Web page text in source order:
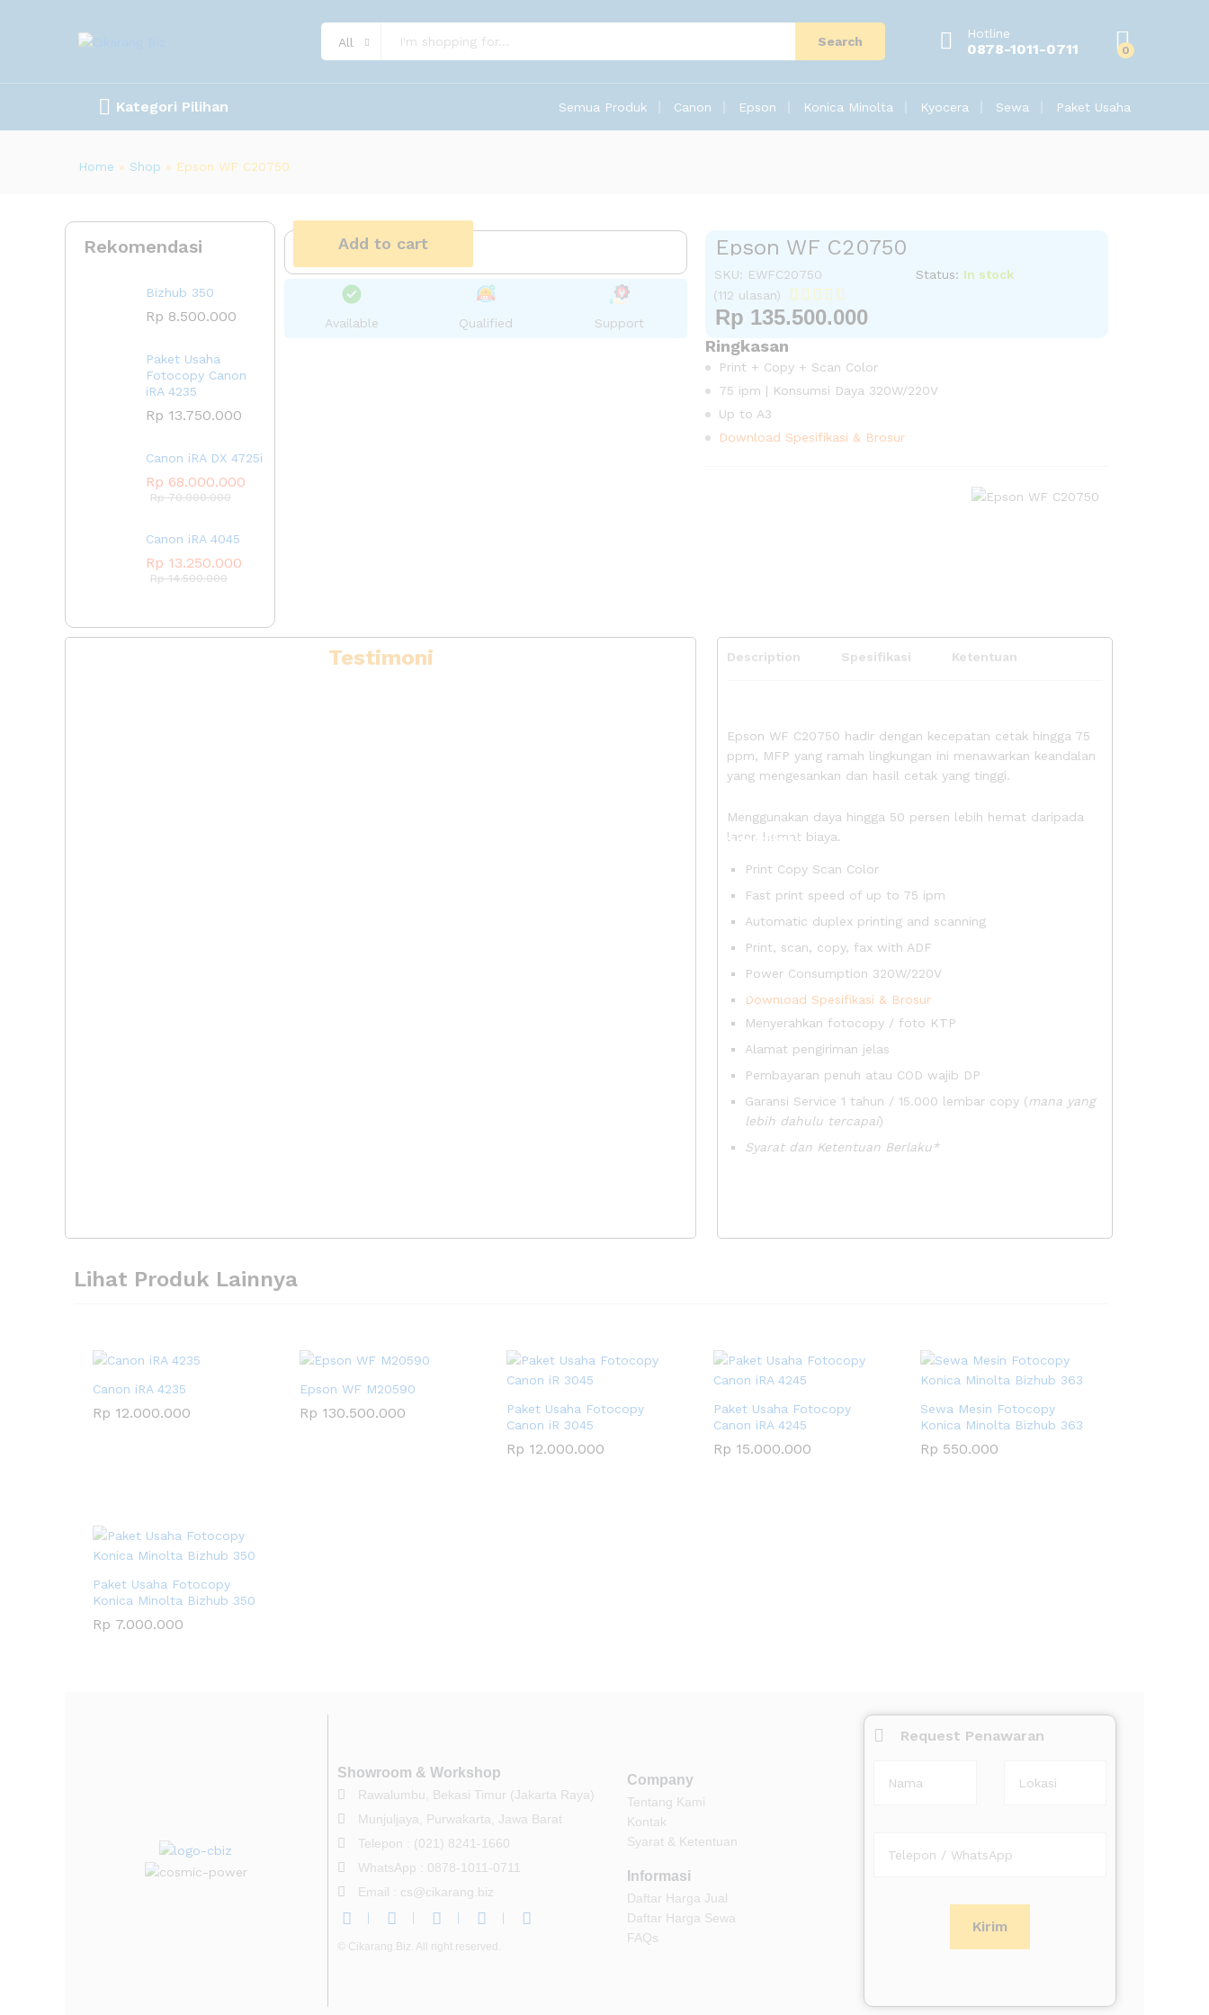
All Search
Hotline
0878-1011-0711 0
Kategori Pilihan Semua Produk Canon Epson Konica Minolta Kyocera Sewa Paket Usaha
Home » Shop » Epson WF C20750
Rekomendasi
Bizhub 350
Rp 8.500.000
Paket Usaha
Fotocopy Canon
iRA 4235
Rp 13.750.000
Canon iRA DX 4725i
Rp 68.000.000
Rp70.000.000
Canon iRA 4045
Rp 13.250.000
Rp14.500.000
Add to cart
Available Qualified Support
Epson WF C20750
SKU: EWFC20750 Status: In stock
(112 ulasan)
    
Rp 135.500.000
Ringkasan
Print + Copy + Scan Color
75 ipm | Konsumsi Daya 320W/220V
Up to A3
Download Spesifikasi & Brosur
Testimoni Description Spesifikasi Ketentuan
Epson WF C20750 hadir dengan kecepatan cetak hingga 75
ppm, MFP yang ramah lingkungan ini menawarkan keandalan
yang mengesankan dan hasil cetak yang tinggi.
Menggunakan daya hingga 50 persen lebih hemat daripada
laser, hemat biaya.
Spesifikasi
Print Copy Scan Color
Fast print speed of up to 75 ipm
Automatic duplex printing and scanning
Print, scan, copy, fax with ADF
Power Consumption 320W/220V
Download Spesifikasi & Brosur
Ketentuan
Menyerahkan fotocopy / foto KTP
Alamat pengiriman jelas
Pembayaran penuh atau COD wajib DP
Garansi Service 1 tahun / 15.000 lembar copy (mana yang
lebih dahulu tercapai)
Syarat dan Ketentuan Berlaku*
Lihat Produk Lainnya
Canon iRA 4235
Rp 12.000.000
Epson WF M20590
Rp 130.500.000
Paket Usaha Fotocopy
Canon iR 3045
Rp 12.000.000
Paket Usaha Fotocopy
Canon iRA 4245
Rp 15.000.000
Sewa Mesin Fotocopy
Konica Minolta Bizhub 363
Rp 550.000
Paket Usaha Fotocopy
Konica Minolta Bizhub 350
Rp 7.000.000
Showroom & Workshop
Rawalumbu, Bekasi Timur (Jakarta Raya)
Munjuljaya, Purwakarta, Jawa Barat
Telepon : (021) 8241-1660
WhatsApp : 0878-1011-0711
Email : cs@cikarang.biz
© Cikarang.Biz. All right reserved.
Company
Tentang Kami
Kontak
Syarat & Ketentuan
Informasi
Daftar Harga Jual
Daftar Harga Sewa
FAQs
Request Penawaran